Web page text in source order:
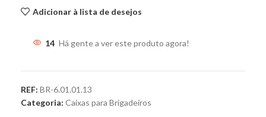
Adicionar à lista de desejos
14 Há gente a ver este produto agora!
REF: BR-6.01.01.13
Categoria: Caixas para Brigadeiros